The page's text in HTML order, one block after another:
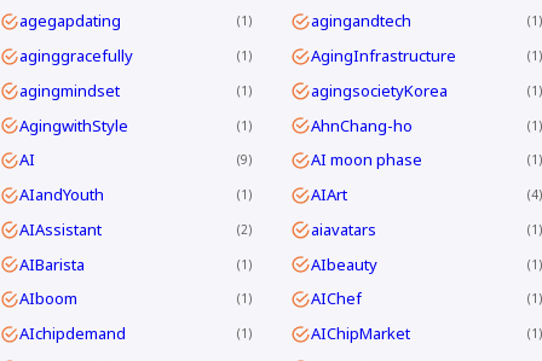
agegapdating 1 agingandtech 1
aginggracefully 1 AgingInfrastructure 1
agingmindset 1 agingsocietyKorea 1
AgingwithStyle 1 AhnChang-ho 1
AI 9 AI moon phase 1
AIandYouth 1 AIArt 4
AIAssistant 2 aiavatars 1
AIBarista 1 AIbeauty 1
AIboom 1 AIChef 1
AIchipdemand 1 AIChipMarket 1